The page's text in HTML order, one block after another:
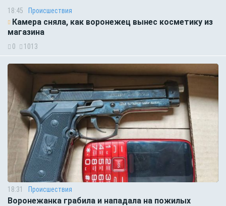
18:45 Происшествия
Камера сняла, как воронежец вынес косметику из
магазина
0 1013
18:31 Происшествия
Воронежанка грабила и нападала на пожилых